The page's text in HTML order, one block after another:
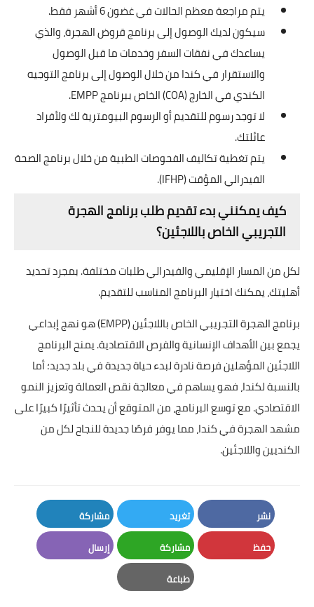
يتم مراجعة معظم الحالات في غضون 6 أشهر فقط.
سيكون لديك الوصول إلى برنامج قروض الهجرة، والذي
يساعدك في نفقات السفر وخدمات ما قبل الوصول
والاستقرار في كندا من خلال الوصول إلى برنامج التوجيه
الكندي في الخارج (COA) الخاص ببرنامج EMPP.
لا توجد رسوم للتقديم أو الرسوم البيومترية لك ولأفراد
عائلتك.
يتم تغطية تكاليف الفحوصات الطبية من خلال برنامج الصحة
الفيدرالي المؤقت (IFHP).
كيف يمكنني بدء تقديم طلب برنامج الهجرة
التجريبي الخاص باللاجئين؟
لكل من المسار الإقليمي والفيدرالي طلبات مختلفة. بمجرد تحديد
أهليتك، يمكنك اختيار البرنامج المناسب للتقديم.
برنامج الهجرة التجريبي الخاص باللاجئين (EMPP) هو نهج إبداعي
يجمع بين الأهداف الإنسانية والفرص الاقتصادية. يمنح البرنامج
اللاجئين المؤهلين فرصة نادرة لبدء حياة جديدة في بلد جديد؛ أما
بالنسبة لكندا، فهو يساهم في معالجة نقص العمالة وتعزيز النمو
الاقتصادي. مع توسع البرنامج، من المتوقع أن يحدث تأثيرًا كبيرًا على
مشهد الهجرة في كندا، مما يوفر فرصًا جديدة للنجاح لكل من
الكنديين واللاجئين.
نشر
Facebook
تغريد
Twitter
مشاركة
LinkedIn
حفظ مشاركة
Whatsapp
إرسال
طباعة